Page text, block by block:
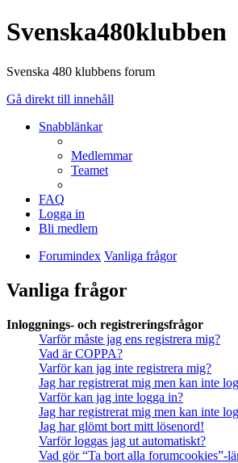
Svenska480klubben
Svenska 480 klubbens forum
Gå direkt till innehåll
Snabblänkar
Medlemmar
Teamet
FAQ
Logga in
Bli medlem
Forumindex Vanliga frågor
Vanliga frågor
Inloggnings- och registreringsfrågor
Varför måste jag ens registrera mig?
Vad är COPPA?
Varför kan jag inte registrera mig?
Jag har registrerat mig men kan inte
Varför kan jag inte logga in?
Jag har registrerat mig men kan inte
Jag har glömt bort mitt lösenord!
Varför loggas jag ut automatiskt?
Vad gör “Ta bort alla forumcookies”-